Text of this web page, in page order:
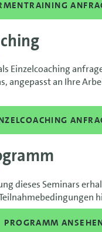
Einzelcoaching
angepasst an Ihre
dieses Seminars
PROGRAMM